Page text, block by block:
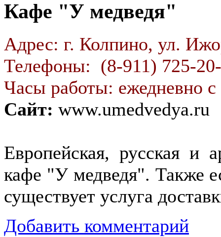
Кафе "У медведя"
Адрес: г. Колпино, ул.
Телефоны: (8-911) 725-
Часы работы: ежедневно
Сайт: www.umedvedya.ru
Европейская, русская и
кафе "У медведя". Также
существует услуга
Добавить комментарий